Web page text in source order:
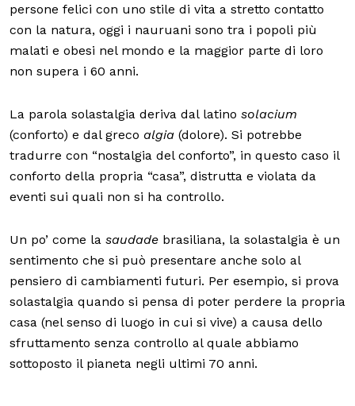
persone felici con uno stile di vita a stretto contatto
con la natura, oggi i nauruani sono tra i popoli più
malati e obesi nel mondo e la maggior parte di loro
non supera i 60 anni.
La parola solastalgia deriva dal latino solacium
(conforto) e dal greco algia (dolore). Si potrebbe
tradurre con “nostalgia del conforto”, in questo caso il
conforto della propria “casa”, distrutta e violata da
eventi sui quali non si ha controllo.
Un po’ come la saudade brasiliana, la solastalgia è un
sentimento che si può presentare anche solo al
pensiero di cambiamenti futuri. Per esempio, si prova
solastalgia quando si pensa di poter perdere la propria
casa (nel senso di luogo in cui si vive) a causa dello
sfruttamento senza controllo al quale abbiamo
sottoposto il pianeta negli ultimi 70 anni.